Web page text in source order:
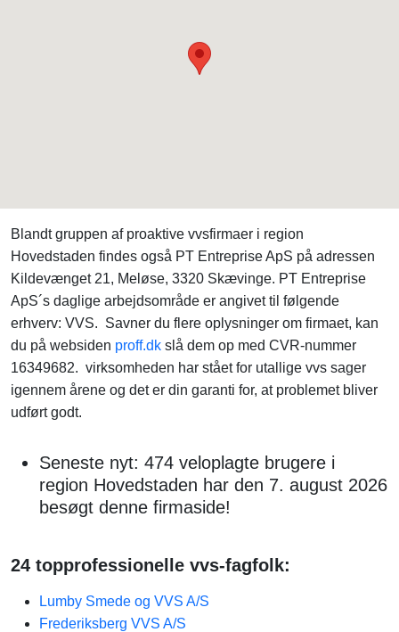
Blandt gruppen af proaktive vvsfirmaer i region
Hovedstaden findes også PT Entreprise ApS på adressen
Kildevænget 21, Meløse, 3320 Skævinge. PT Entreprise
ApS´s daglige arbejdsområde er angivet til følgende
erhverv: VVS. Savner du flere oplysninger om firmaet, kan
du på websiden proff.dk slå dem op med CVR-nummer
16349682. virksomheden har stået for utallige vvs sager
igennem årene og det er din garanti for, at problemet bliver
udført godt.
Seneste nyt: 474 veloplagte brugere i
region Hovedstaden har den 7. august 2026
besøgt denne firmaside!
24 topprofessionelle vvs-fagfolk:
Lumby Smede og VVS A/S
Frederiksberg VVS A/S